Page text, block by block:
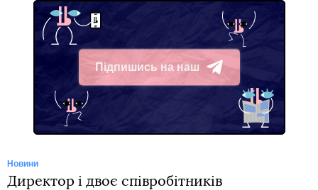
Підпишись на наш
Telegram
Новини
Директор і двоє співробітників